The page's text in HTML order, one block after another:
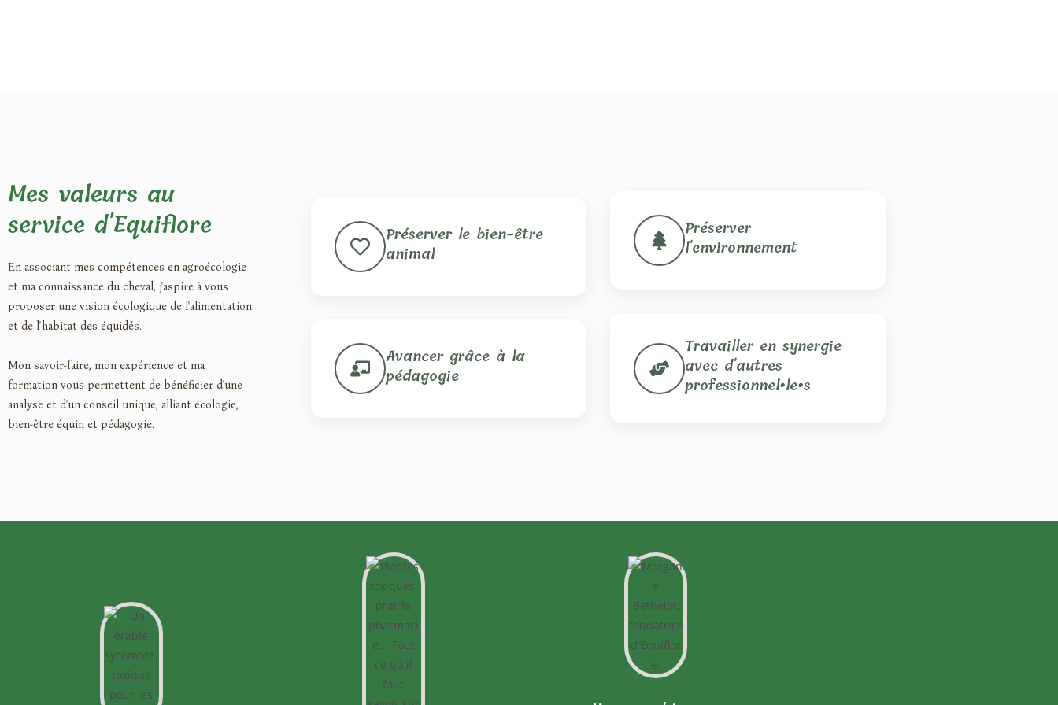
Mes valeurs au
service d'Equiflore
En associant mes compétences en agroécologie
et ma connaissance du cheval, j'aspire à vous
proposer une vision écologique de l'alimentation
et de l'habitat des équidés.
Mon savoir-faire, mon expérience et ma
formation vous permettent de bénéficier d'une
analyse et d'un conseil unique, alliant écologie,
bien-être équin et pédagogie.
Préserver le bien-être
animal
Avancer grâce à la
pédagogie
Préserver
l'environnement
Travailler en synergie
avec d'autres
professionnel•le•s